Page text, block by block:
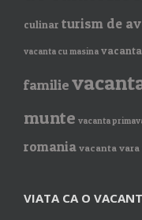
culinar turism de
vacanta cu masina
familie
munte vacanta
romania vacanta vara
VIATA CA O